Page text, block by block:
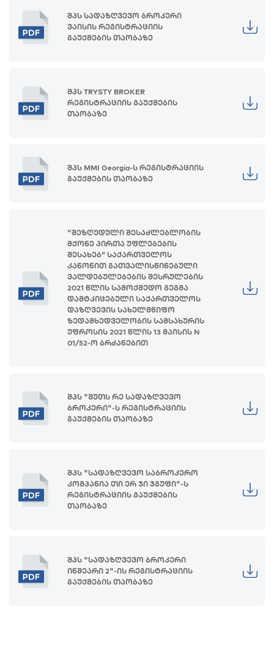
შპს სადაზღვევო ბროკერი
ვაისის რეგისტრაციის
გაუქმების თაობაზე
შპს TRYSTY BROKER
რეგისტრაციის გაუქმების
თაობაზე
შპს MMI Georgia-ს რეგისტრაციის
გაუქმების თაობაზე
"შეზღუდული შესაძლებლობის
მქონე პირთა უფლებების
შესახებ“ საქართველოს
კანონით გათვალისწინებული
ვალდებულებების შესრულების
2021 წლის სამოქმედო გეგმა
დამტკიცებული საქართველოს
დაზღვევის სახელმწიფო
ზედამხედველობის სამსახურის
უფროსის 2021 წლის 13 მაისის N
01/52-ო ბრძანებით
შპს "შუთს რე სადაზღვევო
ბროკერი"-ს რეგისტრაციის
გაუქმების თაობაზე
შპს "სადაზღვევო საბროკერო
კომპანია თი ერ ჯი ჯგუფი"-ს
რეგისტრაციის გაუქმების
თაობაზე
შპს "სადაზღვევო ბროკერი
ინშეარი 2"-ის რეგისტრაციის
გაუქმების თაობაზე